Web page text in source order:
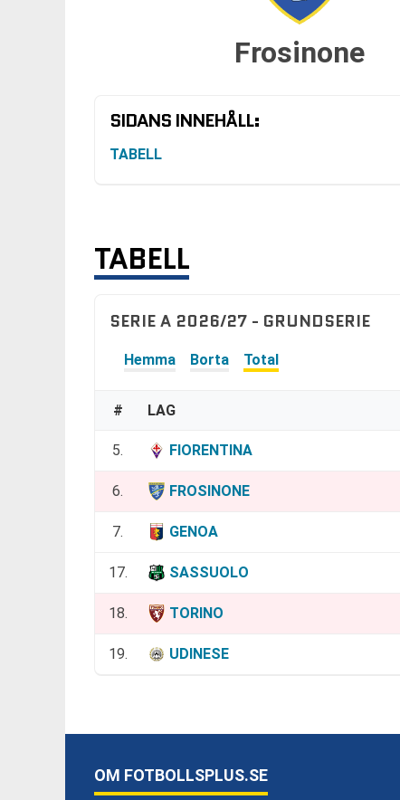
Frosinone
SIDANS INNEHÅLL:
TABELL
TABELL
SERIE A 2026/27 - GRUNDSERIE
Hemma Borta Total
# LAG
5. FIORENTINA
6. FROSINONE
7. GENOA
17. SASSUOLO
18. TORINO
19. UDINESE
OM FOTBOLLSPLUS.SE